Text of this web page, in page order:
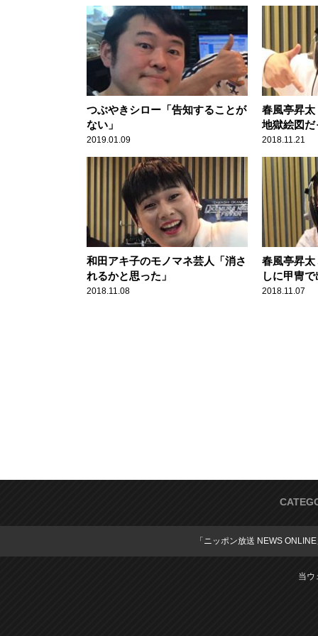
つぶやきシロー「告知することが
ない」
2019.01.09
春風亭昇
地獄絵図だ
2018.11.21
和田アキ子のモノマネ芸人「消さ
れるかと思った」
2018.11.08
春風亭昇
しに甲冑
2018.11.07
「ニッポン放送 NEWS
当ウ